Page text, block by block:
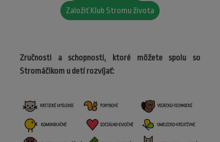
Založiť Klub Stromu života
Zručnosti a schopnosti, ktoré môžete spolu so
Stromáčikom u detí rozvíjať: